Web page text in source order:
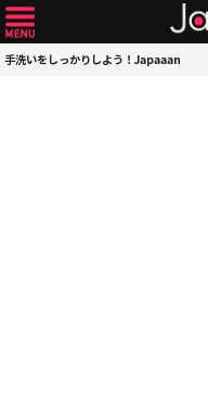
手洗いをしっかりしよう！Japaaan